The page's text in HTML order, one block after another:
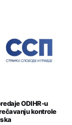
ODIHR-u
kontrole